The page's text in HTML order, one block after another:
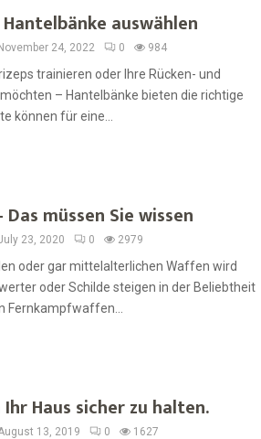
auswählen
November 24, 2022 0 984
trainieren oder Ihre Rücken- und
– Hantelbänke bieten die richtige
können für eine...
müssen Sie wissen
23, 2020 0 2979
oder gar mittelalterlichen Waffen wird
oder Schilde steigen in der Beliebtheit
Fernkampfwaffen...
Haus sicher zu halten.
13, 2019 0 1627